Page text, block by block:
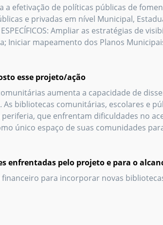
a efetivação de políticas públicas de
e privadas em nível Municipal,
Ampliar as estratégias de
Iniciar mapeamento dos Planos
esse projeto/ação
aumenta a capacidade de
bibliotecas comunitárias, escolares e
que enfrentam dificuldades no
único espaço de suas comunidades
enfrentadas pelo projeto e para o
para incorporar novas